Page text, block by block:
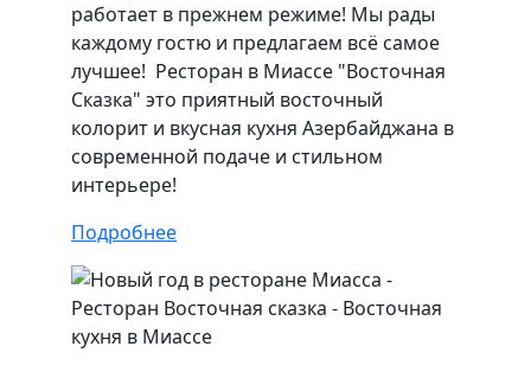
работает в прежнем режиме! Мы рады
каждому гостю и предлагаем всё самое
лучшее! Ресторан в Миассе "Восточная
Сказка" это приятный восточный
колорит и вкусная кухня Азербайджана в
современной подаче и стильном
интерьере!
Подробнее